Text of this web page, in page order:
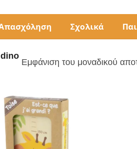
Σχολικά
Εμφάνιση του μοναδικού